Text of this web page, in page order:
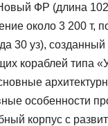
ФР (длина
около 3 200 т,
30 уз),
кораблей типа
особенности
корпус с